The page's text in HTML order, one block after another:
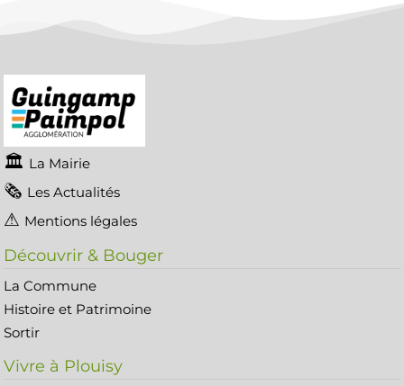
La Mairie
Les Actualités
Mentions légales
Découvrir & Bouger
La Commune
Histoire et Patrimoine
Sortir
Vivre à Plouisy